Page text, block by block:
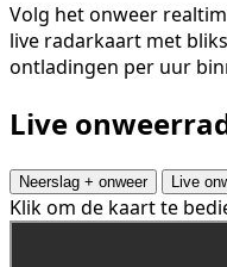
Volg het onweer
live radarkaart met
ontladingen per uur
Live
Neerslag + onweer Live
Klik om de kaart te